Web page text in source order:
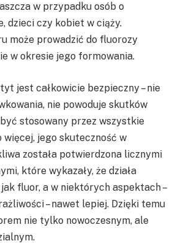
w przypadku osób o
dzieci czy kobiet w ciąży.
może prowadzić do fluorozy
w okresie jego formowania.
jest całkowicie bezpieczny – nie
nie powoduje skutków
stosowany przez wszystkie
więcej, jego skuteczność w
została potwierdzona licznymi
które wykazały, że działa
fluor, a w niektórych aspektach –
– nawet lepiej. Dzięki temu
nie tylko nowoczesnym, ale